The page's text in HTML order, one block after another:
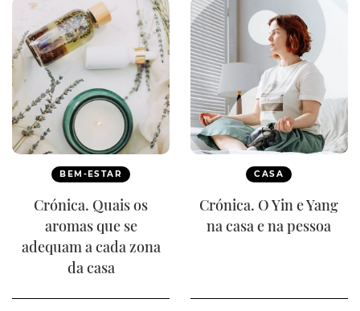
BEM-ESTAR
Crónica. Quais os
aromas que se
adequam a cada zona
da casa
CASA
Crónica. O Yin e Yang
na casa e na pessoa